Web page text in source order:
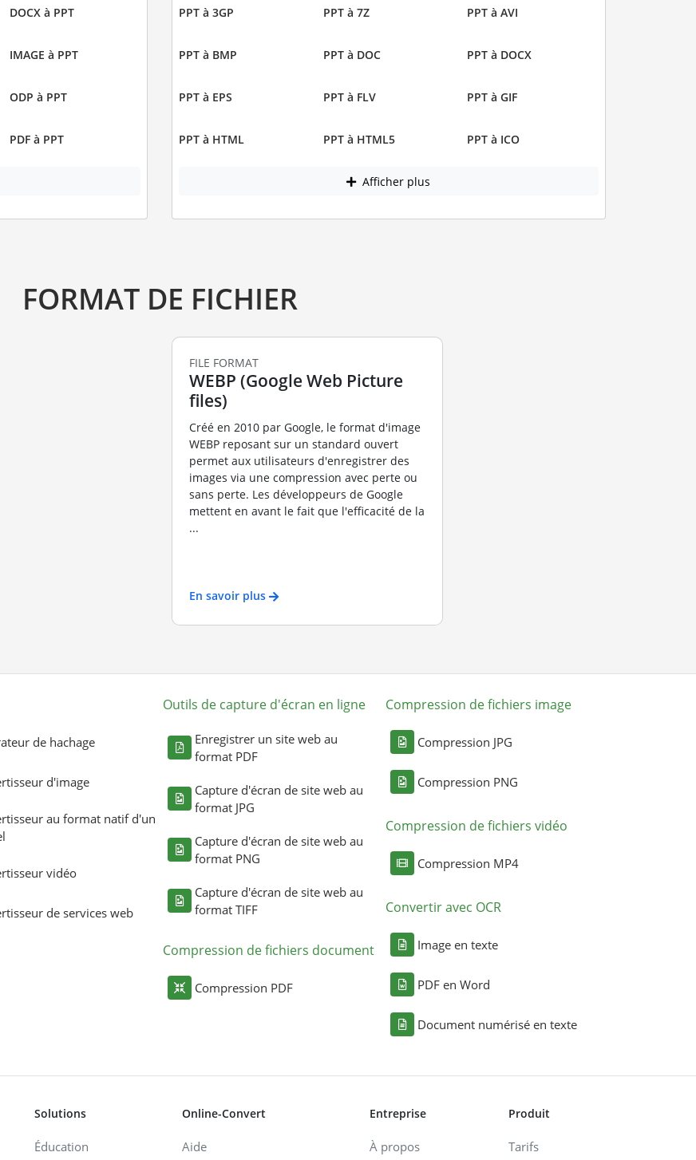
DOCX à PPT
IMAGE à PPT
ODP à PPT
PDF à PPT
PPT à 3GP PPT à 7Z PPT à AVI
PPT à BMP PPT à DOC PPT à DOCX
PPT à EPS PPT à FLV PPT à GIF
PPT à HTML PPT à HTML5 PPT à ICO
Afficher plus
FORMAT DE FICHIER
FILE FORMAT
WEBP (Google Web Picture
files)
Créé en 2010 par Google, le format d'image
WEBP reposant sur un standard ouvert
permet aux utilisateurs d'enregistrer des
images via une compression avec perte ou
sans perte. Les développeurs de Google
mettent en avant le fait que l'efficacité de la
...
En savoir plus
de hachage
d'image
au format natif d'un
vidéo
de services web
Outils de capture d'écran en ligne
Enregistrer un site web au
format PDF
Capture d'écran de site web au
format JPG
Capture d'écran de site web au
format PNG
Capture d'écran de site web au
format TIFF
Compression de fichiers document
Compression PDF
Compression de fichiers image
Compression JPG
Compression PNG
Compression de fichiers vidéo
Compression MP4
Convertir avec OCR
Image en texte
PDF en Word
Document numérisé en texte
Solutions
Éducation
Online-Convert
Aide
Entreprise
À propos
Produit
Tarifs